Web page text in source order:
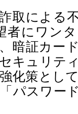
取による
者にワン
暗証カー
キュリテ
化策とし
パスワー